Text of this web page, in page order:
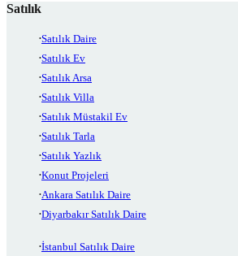
Satılık
Satılık Daire
Satılık Ev
Satılık Arsa
Satılık Villa
Satılık Müstakil Ev
Satılık Tarla
Satılık Yazlık
Konut Projeleri
Ankara Satılık Daire
Diyarbakır Satılık Daire
İstanbul Satılık Daire